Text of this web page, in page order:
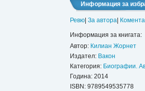
Информация за
Ревю За автора
Информация за книгата:
Автор: Килиан Жорнет
Издател: Вакон
Категория: Биографии.
Година: 2014
ISBN: 9789549535778